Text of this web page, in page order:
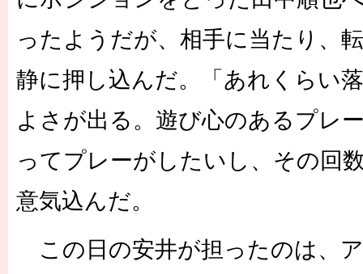
ったようだが、相手に当たり、
静に押し込んだ。「あれくらい
よさが出る。遊び心のあるプレ
ってプレーがしたいし、その回
意気込んだ。
この日の安井が担ったのは、